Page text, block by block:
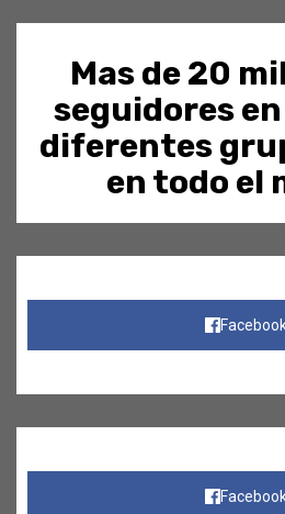
Mas de 20
seguidores
diferentes
en todo el